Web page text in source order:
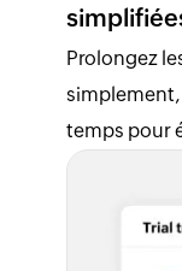
Prolongez
temps pour